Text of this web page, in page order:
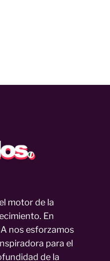
motor de la
En
nos esforzamos
para el
de la